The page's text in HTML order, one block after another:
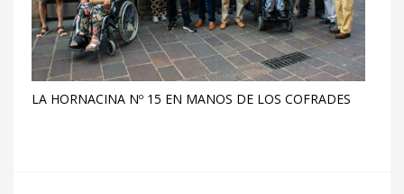
LA HORNACINA Nº 15 EN MANOS DE LOS COFRADES